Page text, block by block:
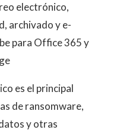
electrónico,
archivado y e-
para Office 365 y
es el principal
de ransomware,
y otras